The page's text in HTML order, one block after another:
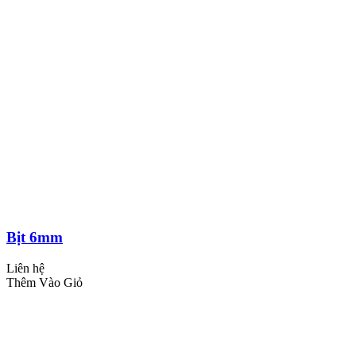
Bịt 6mm
Liên hệ
Thêm Vào Giỏ